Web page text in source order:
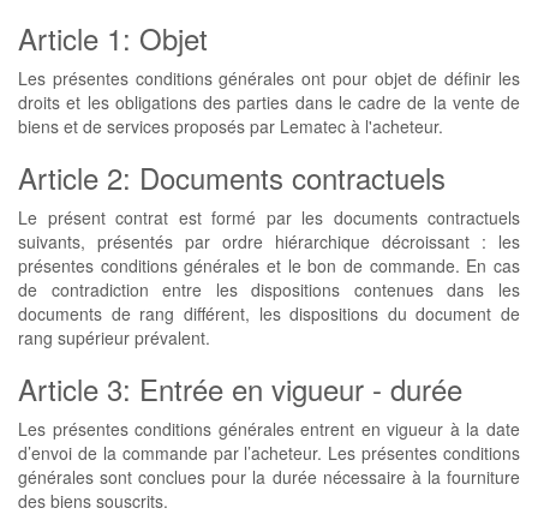
Article 1: Objet
Les présentes conditions générales ont pour objet de définir les
droits et les obligations des parties dans le cadre de la vente de
biens et de services proposés par Lematec à l'acheteur.
Article 2: Documents contractuels
Le présent contrat est formé par les documents contractuels
suivants, présentés par ordre hiérarchique décroissant : les
présentes conditions générales et le bon de commande. En cas
de contradiction entre les dispositions contenues dans les
documents de rang différent, les dispositions du document de
rang supérieur prévalent.
Article 3: Entrée en vigueur - durée
Les présentes conditions générales entrent en vigueur à la date
d’envoi de la commande par l’acheteur. Les présentes conditions
générales sont conclues pour la durée nécessaire à la fourniture
des biens souscrits.